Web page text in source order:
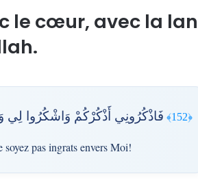
le cœur, avec la
﴿152﴾ فَاذْكُرُونِي أَذْكُرْكُمْ وَاشْكُرُوا لِي
pas ingrats envers Moi!